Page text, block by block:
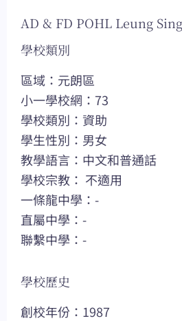
AD & FD POHL Leung
學校類別
區域：元朗區
小一學校網：73
學校類別：資助
學生性別：男女
教學語言：中文和普通話
學校宗教： 不適用
一條龍中學：-
直屬中學：-
聯繫中學：-
學校歷史
創校年份：1987